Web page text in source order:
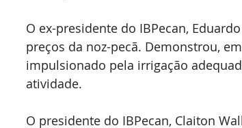
O ex-presidente do IBPecan,
preços da noz-pecã. Demonstrou,
impulsionado pela irrigação
atividade.
O presidente do IBPecan, Claiton